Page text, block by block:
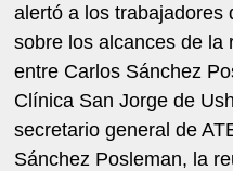
alertó a los trabajadores
sobre los alcances de la
entre Carlos Sánchez
Clínica San Jorge de
secretario general de
Sánchez Posleman, la